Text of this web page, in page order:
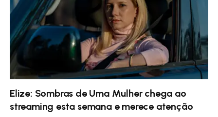
Elize: Sombras de Uma Mulher chega ao
streaming esta semana e merece atenção